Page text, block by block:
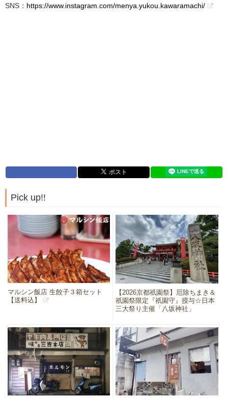
SNS： https://www.instagram.com/menya.yukou.kawaramachi/
Pick up!!
マルシン飯店 生餃子３箱セット
【送料込】
【2026京都祇園祭】厄除ちまき＆
祇園祭限定『祇園守』授与☆日本
三大祭り主催「八坂神社」